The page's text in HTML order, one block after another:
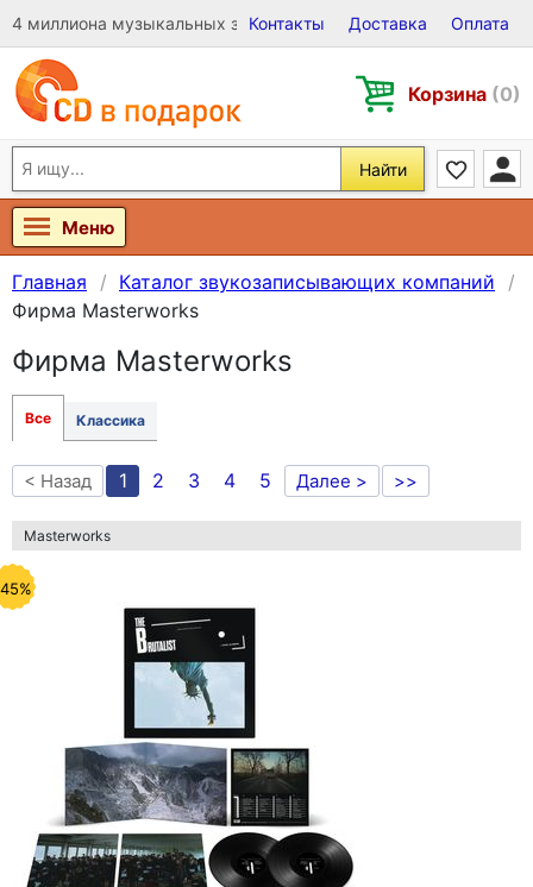
4 миллиона музыкальных записей на Виниле, CD и DVD
Контакты Доставка Оплата
Корзина (0)
Найти
Меню
Главная
Каталог звукозаписывающих компаний
Фирма Masterworks
Фирма Masterworks
Все Классика
< Назад 1 2 3 4 5 Далее > >>
Masterworks